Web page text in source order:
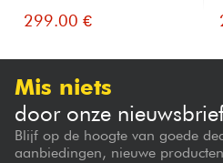
299.00 €
Mis niets
door onze
Blijf op de hoogte van goede
aanbiedingen, nieuwe